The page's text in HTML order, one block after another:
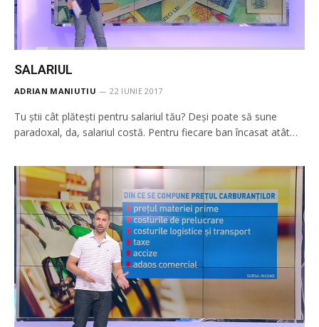
SALARIUL
ADRIAN MANIUTIU 22 IUNIE 2017
Tu ştii cât plăteşti pentru salariul tău? Deşi poate să sune
paradoxal, da, salariul costă. Pentru fiecare ban încasat atât…